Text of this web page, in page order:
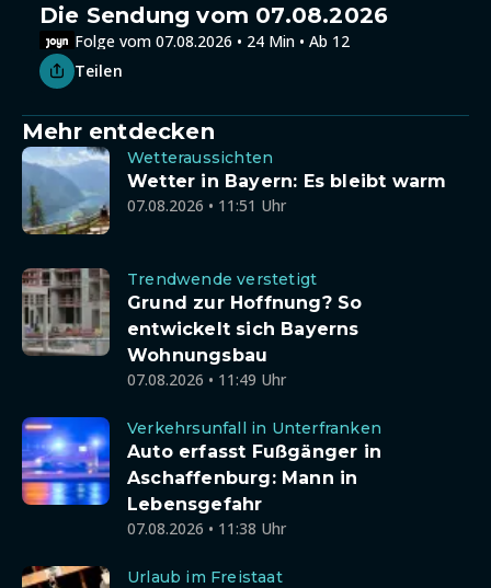
Die Sendung vom 07.08.2026
Folge vom 07.08.2026 • 24 Min • Ab 12
Teilen
Mehr entdecken
Wetteraussichten
Wetter in Bayern: Es bleibt warm
07.08.2026 • 11:51 Uhr
Trendwende verstetigt
Grund zur Hoffnung? So
entwickelt sich Bayerns
Wohnungsbau
07.08.2026 • 11:49 Uhr
Verkehrsunfall in Unterfranken
Auto erfasst Fußgänger in
Aschaffenburg: Mann in
Lebensgefahr
07.08.2026 • 11:38 Uhr
Urlaub im Freistaat